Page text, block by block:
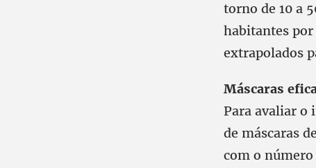
torno de 10 a
habitantes
extrapolados
Máscaras
Para avaliar o
de máscaras
com o número